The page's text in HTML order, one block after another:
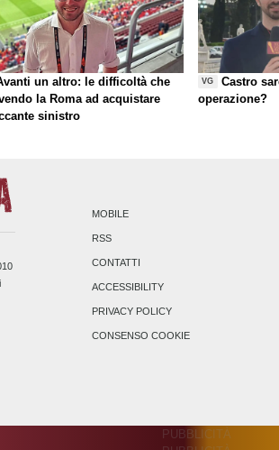
un altro: le difficoltà che
la Roma ad acquistare
sinistro
VG
Castro
operazione?
MOBILE
RSS
CONTATTI
ACCESSIBILITY
PRIVACY POLICY
CONSENSO COOKIE